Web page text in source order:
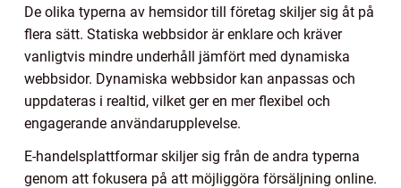
De olika typerna av hemsidor till företag skiljer sig åt på
flera sätt. Statiska webbsidor är enklare och kräver
vanligtvis mindre underhåll jämfört med dynamiska
webbsidor. Dynamiska webbsidor kan anpassas och
uppdateras i realtid, vilket ger en mer flexibel och
engagerande användarupplevelse.
E-handelsplattformar skiljer sig från de andra typerna
genom att fokusera på att möjliggöra försäljning online.